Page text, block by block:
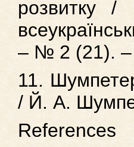
розвитку /
– № 2 (21). –
11.
/ Й. А.
References